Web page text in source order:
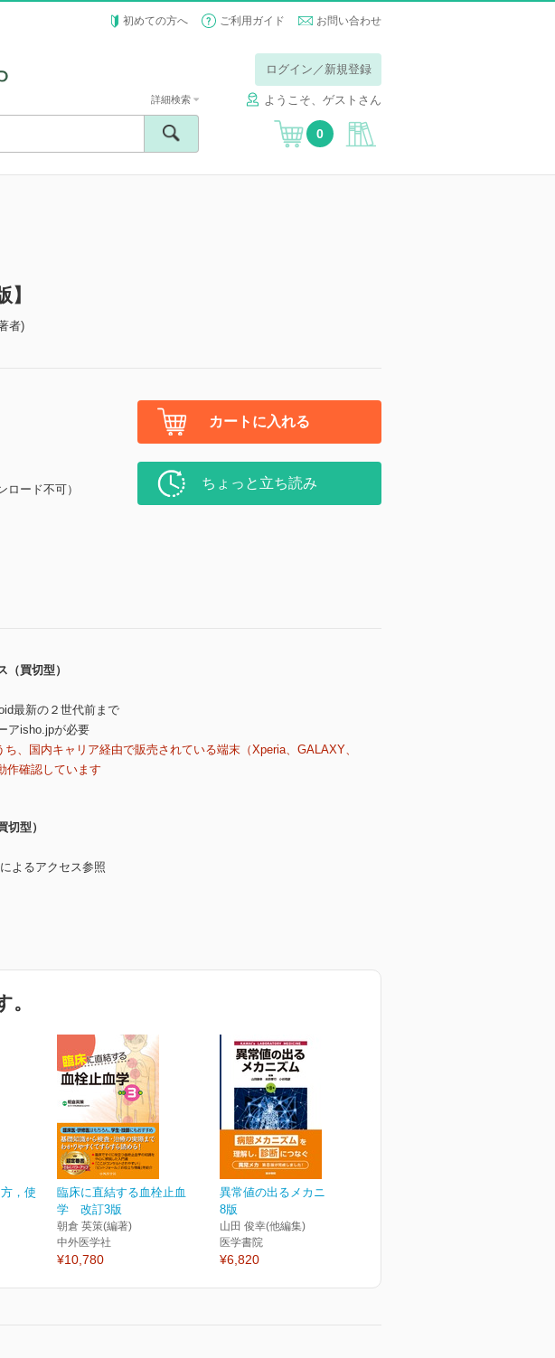
初めての方へ ご利用ガイド お問い合わせ
ログイン／新規登録
ようこそ、ゲストさん
詳細検索
0
者)
ロード不可）
カートに入れる
ちょっと立ち読み
（買切型）
最新の２世代前まで
アisho.jpが必要
、国内キャリア経由で販売されている端末（Xperia、GALAXY、
作確認しています
切型）
よるアクセス参照
，使
臨床に直結する血栓止血
学 改訂3版
朝倉 英策(編著)
中外医学社
¥10,780
異常値の出るメカニズム 第
8版
山田 俊幸(他編集)
医学書院
¥6,820